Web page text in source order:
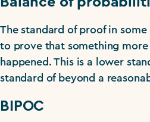
The standard of proof in some
to prove that something
happened. This is a lower
standard of beyond a
BIPOC